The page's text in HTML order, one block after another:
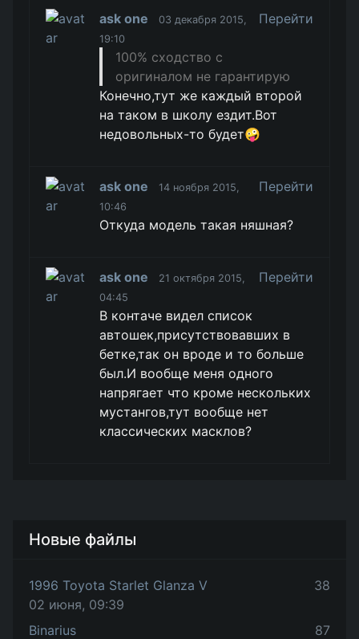
ask one
03 декабря 2015,
19:10
Перейти
100% сходство с
оригиналом не гарантирую
Конечно,тут же каждый второй
на таком в школу ездит.Вот
недовольных-то будет🤪
ask one
14 ноября 2015,
10:46
Перейти
Откуда модель такая няшная?
ask one
21 октября 2015,
04:45
Перейти
В контаче видел список
автошек,присутствовавших в
бетке,так он вроде и то больше
был.И вообще меня одного
напрягает что кроме нескольких
мустангов,тут вообще нет
классических масклов?
Новые файлы
1996 Toyota Starlet Glanza V
02 июня, 09:39
38
Binarius
87